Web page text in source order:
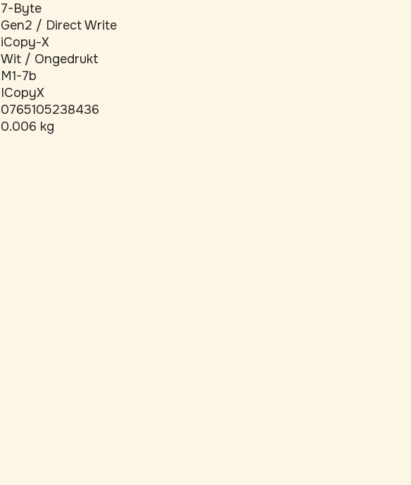
7-Byte
Gen2 / Direct Write
iCopy-X
Wit / Ongedrukt
M1-7b
ICopyX
0765105238436
0.006 kg